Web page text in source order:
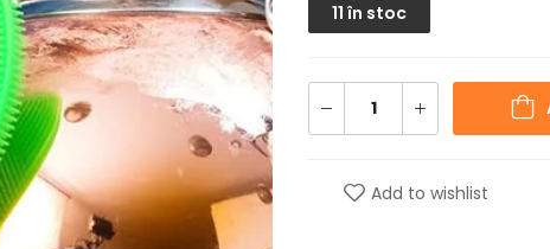
11 în stoc
Add to wishlist